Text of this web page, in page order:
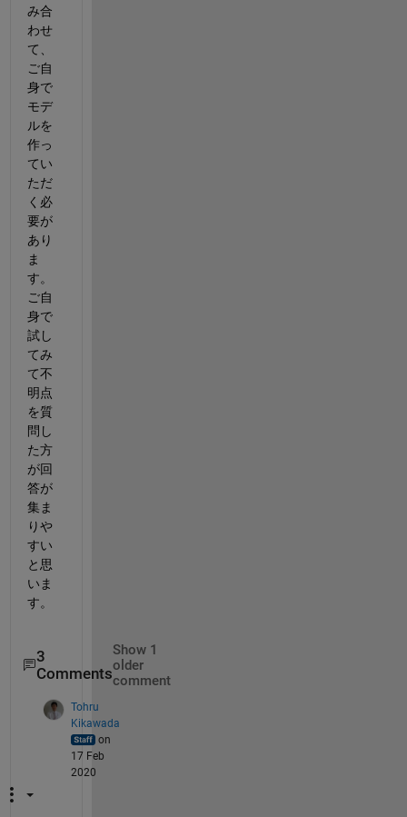
み合
わせ
て、
ご自
身で
モデ
ルを
作っ
てい
ただ
く必
要が
あり
ま
す。
ご自
身で
試し
てみ
て不
明点
を質
問し
た方
が回
答が
集ま
りや
すい
と思
いま
す。
3
Comments
Show 1
older
comment
Tohru
Kikawada
on
17 Feb
2020